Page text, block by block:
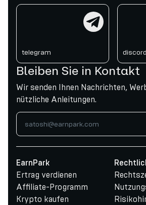
telegram discord
Bleiben Sie in Kontakt
Wir senden Ihnen Nachrichten,
nützliche Anleitungen.
EarnPark
Ertrag verdienen
Affiliate-Programm
Krypto kaufen